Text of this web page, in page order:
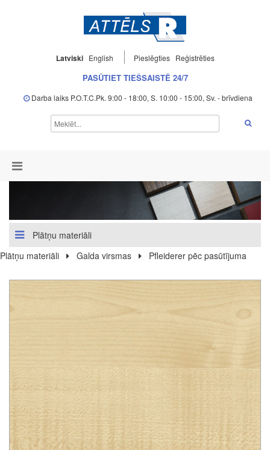
Latviski English Pieslēgties Reģistrēties
PASŪTIET TIEŠSAISTĒ 24/7
Darba laiks P.O.T.C.Pk. 9:00 - 18:00, S. 10:00 - 15:00, Sv. - brīvdiena
Plātņu materiāli
Plātņu materiāli
Galda virsmas Pfleiderer pēc pasūtījuma